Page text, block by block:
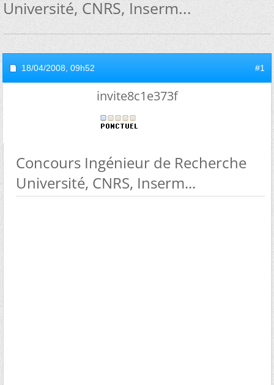
Université, CNRS, Inserm...
18/04/2008, 09h52 #1
invite8c1e373f
Concours Ingénieur de Recherche
Université, CNRS, Inserm...